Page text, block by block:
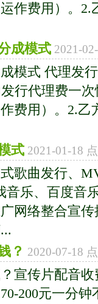
作费用）。2.
成模式 2021-
模式 代理发
行代理费一
费用）。2.乙
式 2021-01-18
歌曲发行、
音乐、百度音
网络整合宣
？ 2020-07-18
宣传片配音
200元一分